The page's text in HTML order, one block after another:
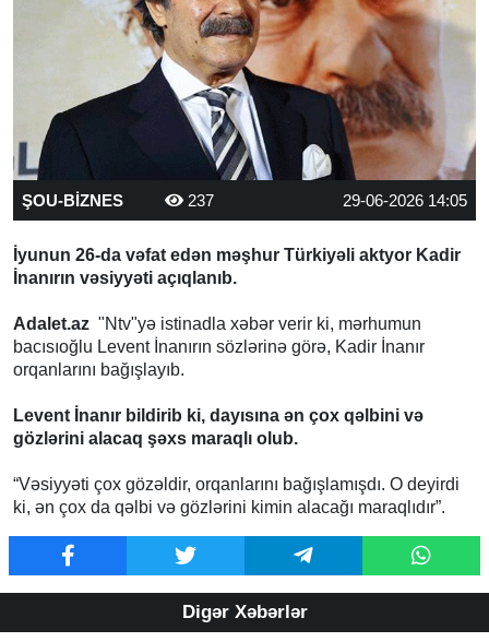
ŞOU-BİZNES 237 29-06-2026 14:05
İyunun 26-da vəfat edən məşhur Türkiyəli aktyor Kadir
İnanırın vəsiyyəti açıqlanıb.
Adalet.az "Ntv"yə istinadla xəbər verir ki, mərhumun
bacısıoğlu Levent İnanırın sözlərinə görə, Kadir İnanır
orqanlarını bağışlayıb.
Levent İnanır bildirib ki, dayısına ən çox qəlbini və
gözlərini alacaq şəxs maraqlı olub.
“Vəsiyyəti çox gözəldir, orqanlarını bağışlamışdı. O deyirdi
ki, ən çox da qəlbi və gözlərini kimin alacağı maraqlıdır”.
Digər Xəbərlər